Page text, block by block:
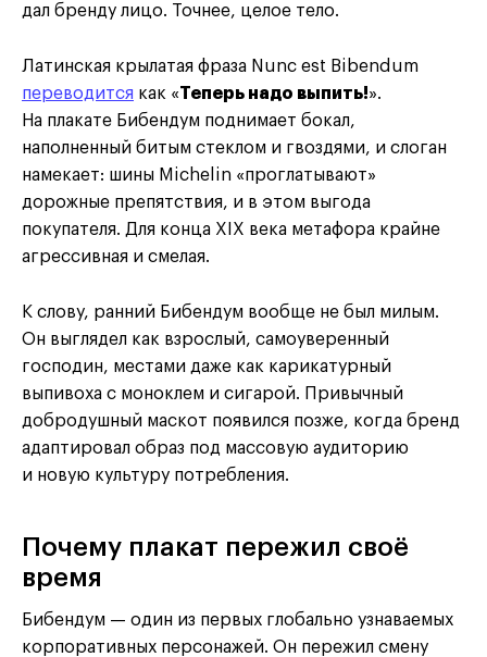
дал бренду лицо. Точнее, целое тело.
Латинская крылатая фраза Nunc est Bibendum
переводится как «Теперь надо выпить!».
На плакате Бибендум поднимает бокал,
наполненный битым стеклом и гвоздями, и слоган
намекает: шины Michelin «проглатывают»
дорожные препятствия, и в этом выгода
покупателя. Для конца XIX века метафора крайне
агрессивная и смелая.
К слову, ранний Бибендум вообще не был милым.
Он выглядел как взрослый, самоуверенный
господин, местами даже как карикатурный
выпивоха с моноклем и сигарой. Привычный
добродушный маскот появился позже, когда бренд
адаптировал образ под массовую аудиторию
и новую культуру потребления.
Почему плакат пережил своё
время
Бибендум — один из первых глобально узнаваемых
корпоративных персонажей. Он пережил смену